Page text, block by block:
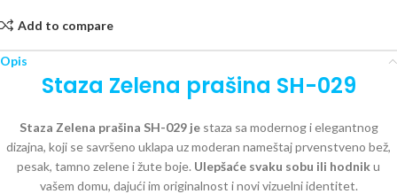
Add to compare
Opis
Staza Zelena prašina SH-029
Staza Zelena prašina SH-029 je staza sa modernog i elegantnog
dizajna, koji se savršeno uklapa uz moderan nameštaj prvenstveno bež,
pesak, tamno zelene i žute boje. Ulepšaće svaku sobu ili hodniku
vašem domu, dajući im originalnost i novi vizuelni identitet.